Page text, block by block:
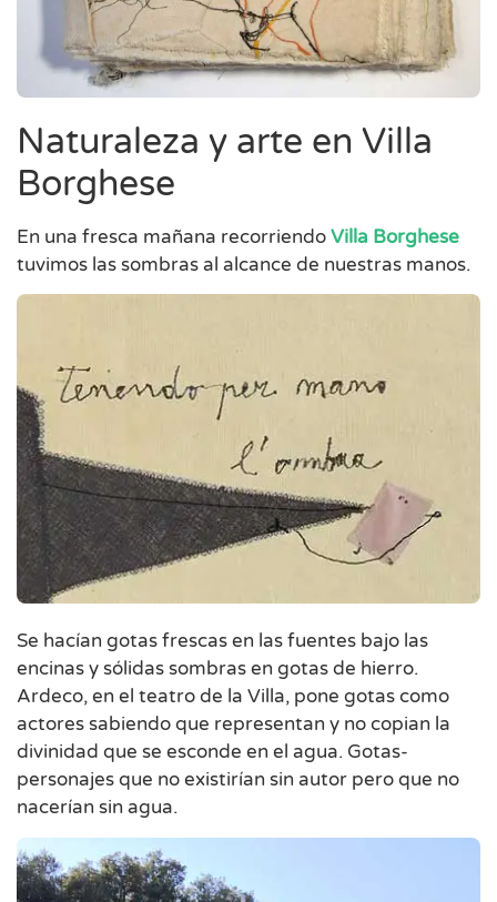
Naturaleza y arte en Villa
Borghese
En una fresca mañana recorriendoVilla Borghese
tuvimos las sombras al alcance de nuestras manos.
Se hacían gotas frescas en las fuentes bajo las
encinas y sólidas sombras en gotas de hierro.
Ardeco, en el teatro de la Villa, pone gotas como
actores sabiendo que representan y no copian la
divinidad que se esconde en el agua. Gotas-
personajes que no existirían sin autor pero que no
nacerían sin agua.